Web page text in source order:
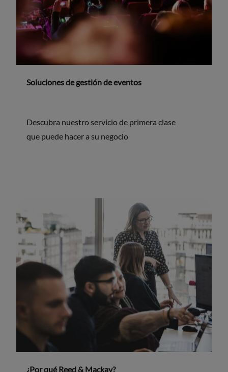
Soluciones de gestión de eventos
Descubra nuestro servicio de primera clase
que puede hacer a su negocio
¿Por qué Reed & Mackay?